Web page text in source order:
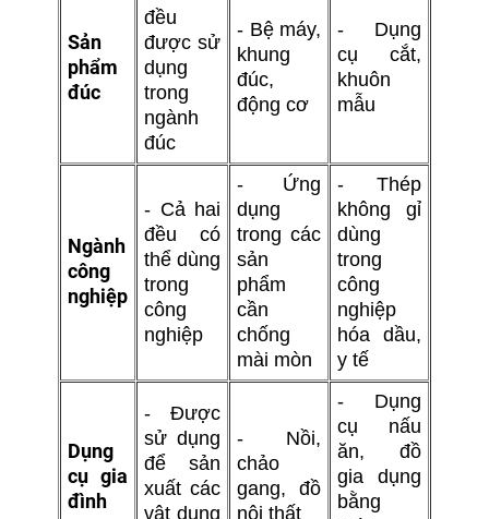
Sản
phẩm
đúc
đều
được sử
dụng
trong
ngành
đúc
- Bệ máy,
khung
đúc,
động cơ
- Dụng
cụ cắt,
khuôn
mẫu
Ngành
công
nghiệp
- Cả hai
đều có
thể dùng
trong
công
nghiệp
- Ứng
dụng
trong các
sản
phẩm
cần
chống
mài mòn
- Thép
không gỉ
dùng
trong
công
nghiệp
hóa dầu,
y tế
Dụng
cụ gia
đình
- Được
sử dụng
để sản
xuất các
vật dụng
- Nồi,
chảo
gang, đồ
nội thất
- Dụng
cụ nấu
ăn, đồ
gia dụng
bằng